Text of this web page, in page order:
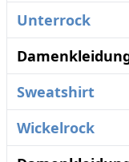
Unterrock
Sweatshirt
Wickelrock